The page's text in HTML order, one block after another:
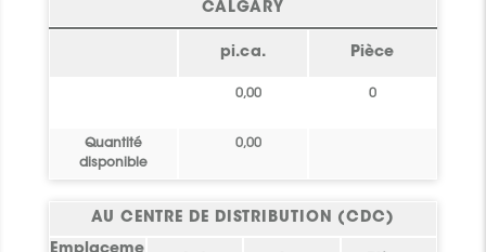
CALGARY
pi.ca. Pièce
0,00 0
Quantité
disponible
0,00
AU CENTRE DE DISTRIBUTION (CDC)